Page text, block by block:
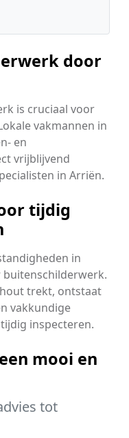
door
is cruciaal voor
vakmannen in
en
vrijblijvend
in Arriën.
tijdig
in
buitenschilderwerk.
trekt, ontstaat
vakkundige
inspecteren.
mooi en
tot